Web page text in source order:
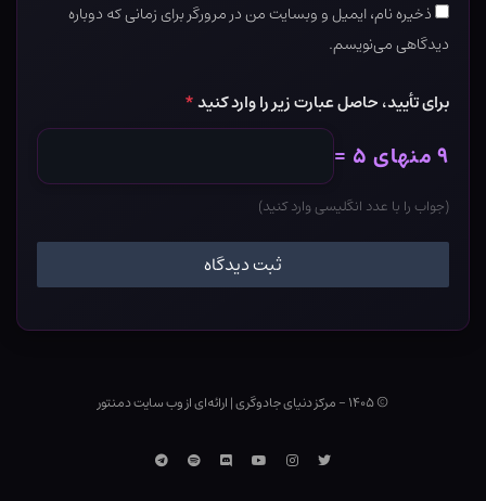
ذخیره نام، ایمیل و وبسایت من در مرورگر برای زمانی که دوباره
دیدگاهی می‌نویسم.
برای تأیید، حاصل عبارت زیر را وارد کنید*
۹ منهای ۵ =
(جواب را با عدد انگلیسی وارد کنید)
© ۱۴۰۵ - مرکز دنیای جادوگری |ارائه‌ای از وب ‌سایت دمنتور
توییتراینستاگرام
یوتوبDiscordاسپاتیفایتلگرام